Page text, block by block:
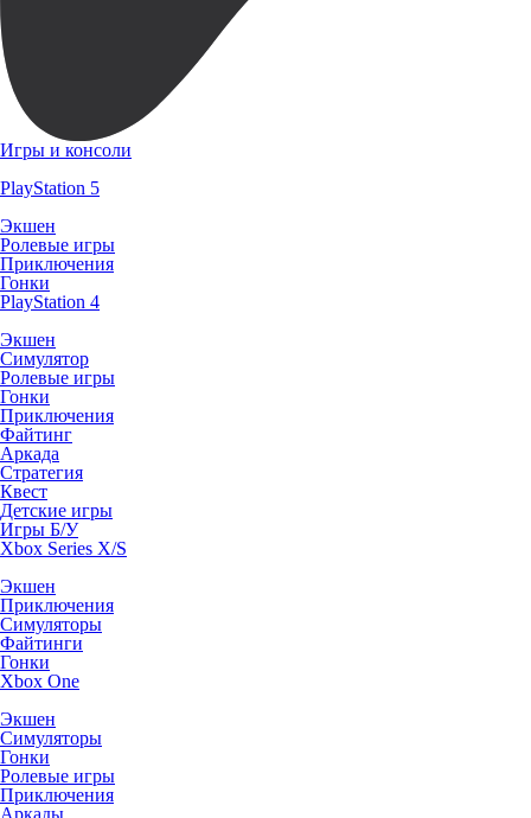
Игры и консоли
PlayStation 5
Экшен
Ролевые игры
Приключения
Гонки
PlayStation 4
Экшен
Симулятор
Ролевые игры
Гонки
Приключения
Файтинг
Аркада
Стратегия
Квест
Детские игры
Игры Б/У
Xbox Series X/S
Экшен
Приключения
Симуляторы
Файтинги
Гонки
Xbox One
Экшен
Симуляторы
Гонки
Ролевые игры
Приключения
Аркады